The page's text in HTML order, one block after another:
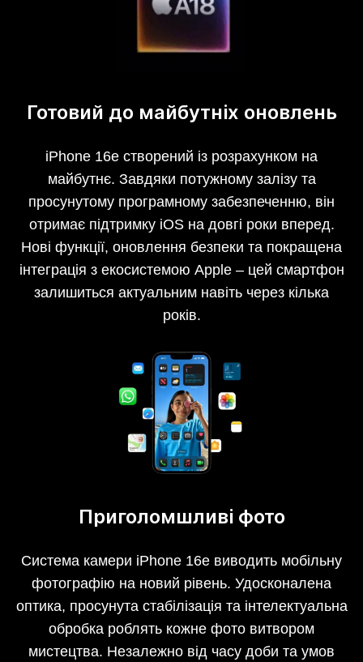
Готовий до майбутніх оновлень
iPhone 16e створений із розрахунком на
майбутнє. Завдяки потужному залізу та
просунутому програмному забезпеченню, він
отримає підтримку iOS на довгі роки вперед.
Нові функції, оновлення безпеки та покращена
інтеграція з екосистемою Apple – цей смартфон
залишиться актуальним навіть через кілька
років.
Приголомшливі фото
Система камери iPhone 16e виводить мобільну
фотографію на новий рівень. Удосконалена
оптика, просунута стабілізація та інтелектуальна
обробка роблять кожне фото витвором
мистецтва. Незалежно від часу доби та умов